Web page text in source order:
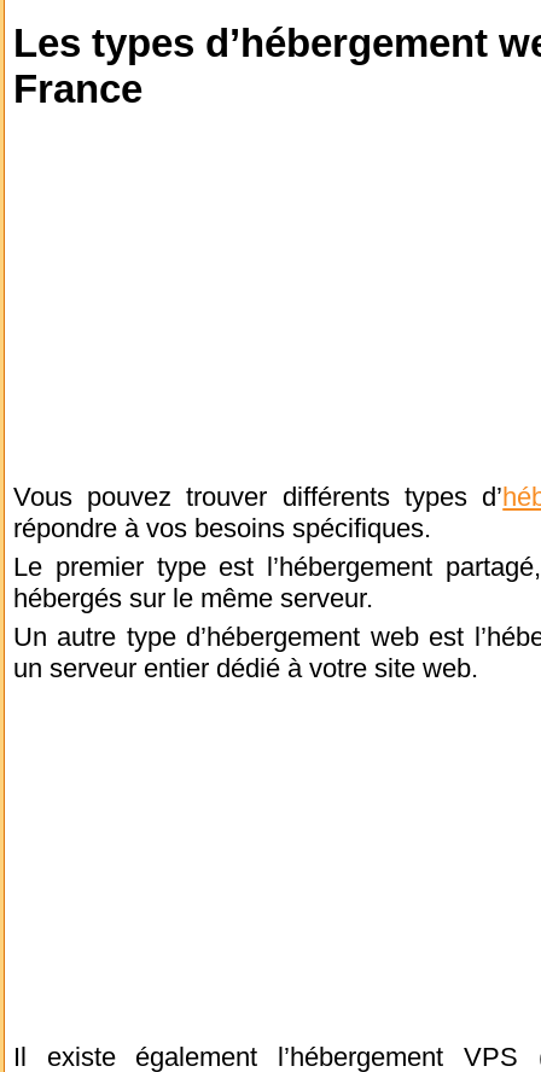
Les types d’hébergement
France
Vous pouvez trouver différents types d’
répondre à vos besoins spécifiques.
Le premier type est l’hébergement
hébergés sur le même serveur.
Un autre type d’hébergement web est
un serveur entier dédié à votre site web.
Il existe également l’hébergement